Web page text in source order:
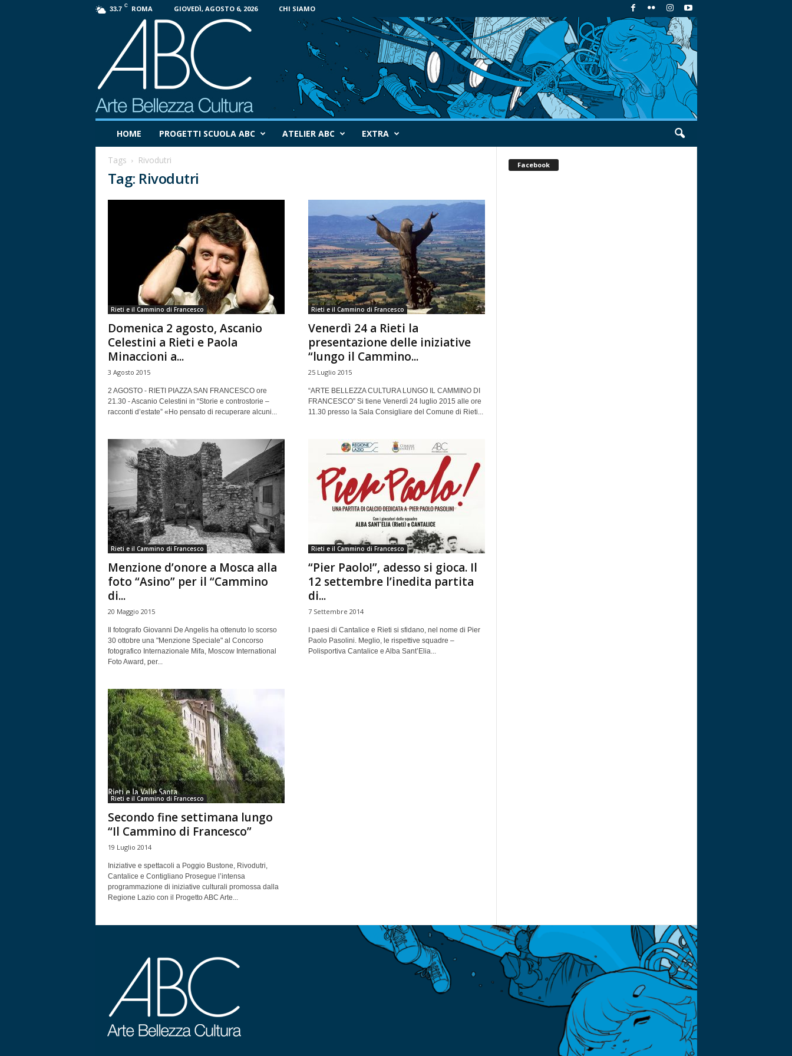
33.7 C ROMA GIOVEDÌ, AGOSTO 6, 2026 CHI SIAMO
o
HOME PROGETTI SCUOLA ABC ATELIER ABC EXTRA
Tags Rivodutri
Tag: Rivodutri
Rieti e il Cammino di Francesco
Domenica 2 agosto, Ascanio
Celestini a Rieti e Paola
Minaccioni a...
3 Agosto 2015
2 AGOSTO - RIETI PIAZZA SAN FRANCESCO ore
21.30 - Ascanio Celestini in “Storie e controstorie –
racconti d’estate” «Ho pensato di recuperare alcuni...
Rieti e il Cammino di Francesco
Venerdì 24 a Rieti la
presentazione delle iniziative
“lungo il Cammino...
25 Luglio 2015
“ARTE BELLEZZA CULTURA LUNGO IL CAMMINO DI
FRANCESCO” Si tiene Venerdì 24 luglio 2015 alle ore
11.30 presso la Sala Consigliare del Comune di Rieti...
Rieti e il Cammino di Francesco
Menzione d’onore a Mosca alla
foto “Asino” per il “Cammino
di...
20 Maggio 2015
Il fotografo Giovanni De Angelis ha ottenuto lo scorso
30 ottobre una "Menzione Speciale" al Concorso
fotografico Internazionale Mifa, Moscow International
Foto Award, per...
Rieti e il Cammino di Francesco
“Pier Paolo!”, adesso si gioca. Il
12 settembre l’inedita partita
di...
7 Settembre 2014
I paesi di Cantalice e Rieti si sfidano, nel nome di Pier
Paolo Pasolini. Meglio, le rispettive squadre –
Polisportiva Cantalice e Alba Sant’Elia...
Rieti e il Cammino di Francesco
Secondo fine settimana lungo
“Il Cammino di Francesco”
19 Luglio 2014
Iniziative e spettacoli a Poggio Bustone, Rivodutri,
Cantalice e Contigliano Prosegue l’intensa
programmazione di iniziative culturali promossa dalla
Regione Lazio con il Progetto ABC Arte...
Facebook